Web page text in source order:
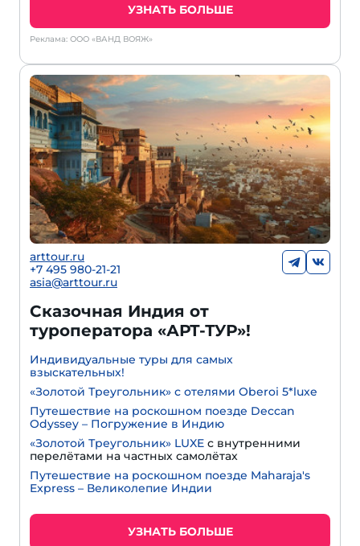
УЗНАТЬ БОЛЬШЕ
Реклама: ООО «ВАНД ВОЯЖ»
arttour.ru
+7 495 980-21-21
asia@arttour.ru
Сказочная Индия от
туроператора «АРТ-ТУР»!
Индивидуальные туры для самых
взыскательных!
«Золотой Треугольник» с отелями Oberoi 5*luxe
Путешествие на роскошном поезде Deccan
Odyssey – Погружение в Индию
«Золотой Треугольник» LUXE с внутренними
перелётами на частных самолётах
Путешествие на роскошном поезде Maharaja's
Express – Великолепие Индии
УЗНАТЬ БОЛЬШЕ